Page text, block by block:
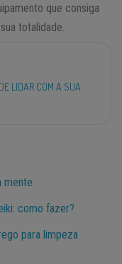
que consiga
totalidade.
LIDAR COM A SUA
mente
como fazer?
para limpeza